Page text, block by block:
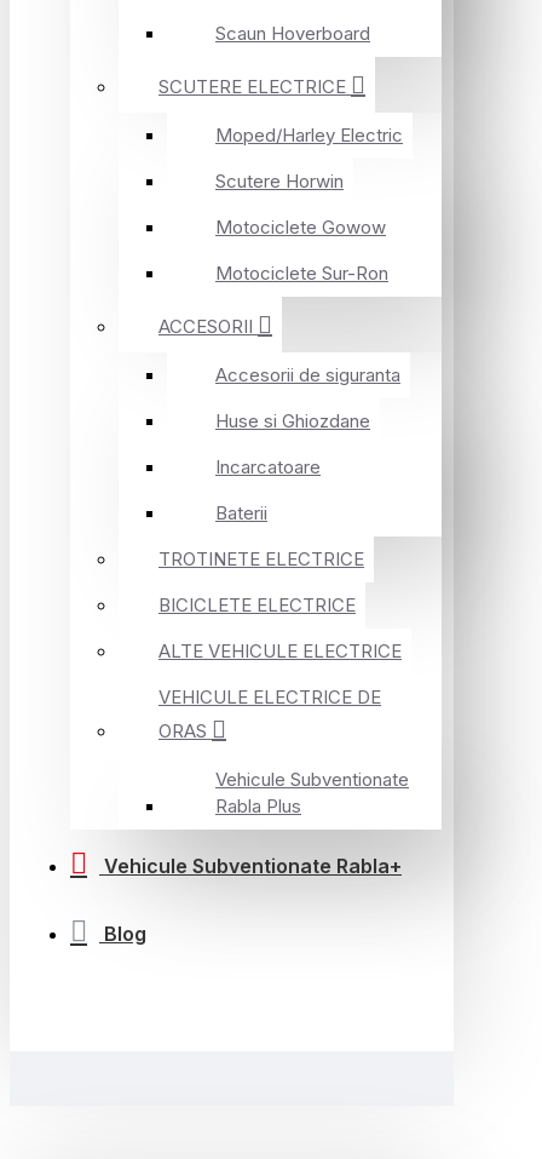
Scaun Hoverboard
SCUTERE ELECTRICE
Moped/Harley Electric
Scutere Horwin
Motociclete Gowow
Motociclete Sur-Ron
ACCESORII
Accesorii de siguranta
Huse si Ghiozdane
Incarcatoare
Baterii
TROTINETE ELECTRICE
BICICLETE ELECTRICE
ALTE VEHICULE ELECTRICE
VEHICULE ELECTRICE DE
ORAS
Vehicule Subventionate
Rabla Plus
Vehicule Subventionate Rabla+
Blog